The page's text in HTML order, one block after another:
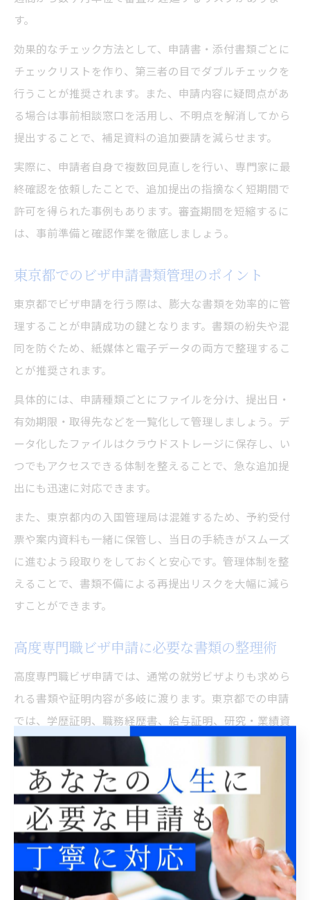
す。
効果的なチェック方法として、申請書・添付書類ごとに
チェックリストを作り、第三者の目でダブルチェックを
行うことが推奨されます。また、申請内容に疑問点があ
る場合は事前相談窓口を活用し、不明点を解消してから
提出することで、補足資料の追加要請を減らせます。
実際に、申請者自身で複数回見直しを行い、専門家に最
終確認を依頼したことで、追加提出の指摘なく短期間で
許可を得られた事例もあります。審査期間を短縮するに
は、事前準備と確認作業を徹底しましょう。
東京都でのビザ申請書類管理のポイント
東京都でビザ申請を行う際は、膨大な書類を効率的に管
理することが申請成功の鍵となります。書類の紛失や混
同を防ぐため、紙媒体と電子データの両方で整理するこ
とが推奨されます。
具体的には、申請種類ごとにファイルを分け、提出日・
有効期限・取得先などを一覧化して管理しましょう。デ
ータ化したファイルはクラウドストレージに保存し、い
つでもアクセスできる体制を整えることで、急な追加提
出にも迅速に対応できます。
また、東京都内の入国管理局は混雑するため、予約受付
票や案内資料も一緒に保管し、当日の手続きがスムーズ
に進むよう段取りをしておくと安心です。管理体制を整
えることで、書類不備による再提出リスクを大幅に減ら
すことができます。
高度専門職ビザ申請に必要な書類の整理術
高度専門職ビザ申請では、通常の就労ビザよりも求めら
れる書類や証明内容が多岐に渡ります。東京都での申請
では、学歴証明、職務経歴書、給与証明、研究・業績資
料、ポイント計算表などが代表的な必要書類です。
効率的な書類整理のためには、各書類を「本人情報」
「学歴」「職歴」「業績」「雇用先関連」などに分類
し、ファイルやフォルダで管理します。特にポイント制
の証明資料は細かな裏付け書類が必要となるため、証明
ごとにチェックリストを作成しておくと便利です。
たとえば、業績証明として論文や受賞歴が必要な場合